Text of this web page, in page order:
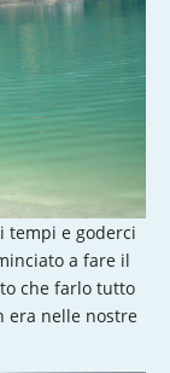
tempi e goderci
a fare il
che farlo tutto
era nelle nostre